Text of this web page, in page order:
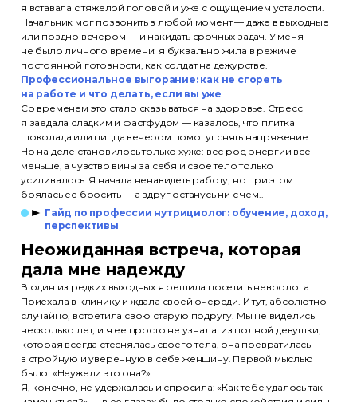
я вставала с тяжелой головой и уже с ощущением усталости.
Начальник мог позвонить в любой момент — даже в выходные
или поздно вечером — и накидать срочных задач. У меня
не было личного времени: я буквально жила в режиме
постоянной готовности, как солдат на дежурстве.
Профессиональное выгорание: как не сгореть
на работе и что делать, если вы уже
Со временем это стало сказываться на здоровье. Стресс
я заедала сладким и фастфудом — казалось, что плитка
шоколада или пицца вечером помогут снять напряжение.
Но на деле становилось только хуже: вес рос, энергии все
меньше, а чувство вины за себя и свое тело только
усиливалось. Я начала ненавидеть работу, но при этом
боялась ее бросить — а вдруг останусь ни с чем..
Гайд по профессии нутрициолог: обучение, доход,
перспективы
Неожиданная встреча, которая
дала мне надежду
В один из редких выходных я решила посетить невролога.
Приехала в клинику и ждала своей очереди. И тут, абсолютно
случайно, встретила свою старую подругу. Мы не виделись
несколько лет, и я ее просто не узнала: из полной девушки,
которая всегда стеснялась своего тела, она превратилась
в стройную и уверенную в себе женщину. Первой мыслью
было: «Неужели это она?».
Я, конечно, не удержалась и спросила: «Как тебе удалось так